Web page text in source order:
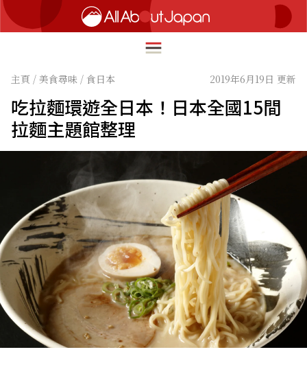
English
简体中文
繁體中文
ภาษาไทย
한국어
日本語
HOME
美食尋味
流行文化
創新趨勢
在地故事
關於我們 網站政策
主頁 / 美食尋味 / 食日本 2019年6月19日 更新
吃拉麵環遊全日本！日本全國15間
拉麵主題館整理